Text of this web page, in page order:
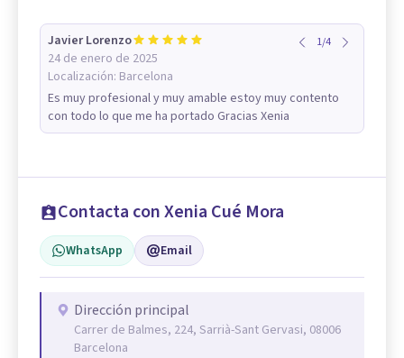
Javier Lorenzo
24 de enero de 2025
Localización: Barcelona
1/4
Es muy profesional y muy amable estoy muy contento
con todo lo que me ha portado Gracias Xenia
Contacta con Xenia Cué Mora
WhatsApp Email
Dirección principal
Carrer de Balmes, 224, Sarrià-Sant Gervasi, 08006
Barcelona